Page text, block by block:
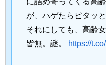
に詰め寄ってくる高
が、ハゲたらピタッ
それにしても、高齢
皆無。謎。
https://